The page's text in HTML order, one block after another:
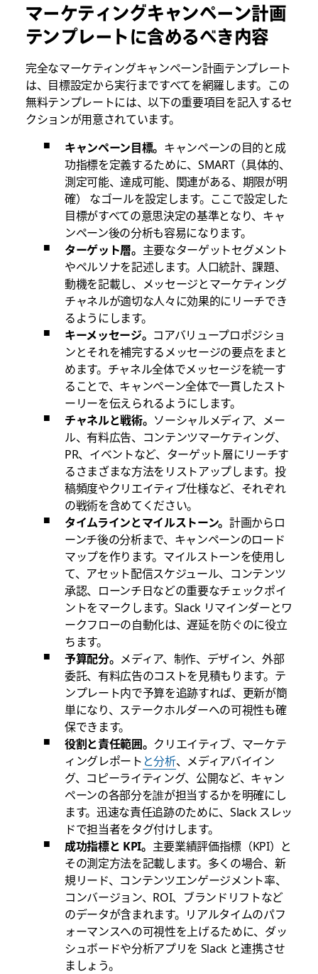
マーケティングキャンペーン計画
テンプレートに含めるべき内容
完全なマーケティングキャンペーン計画テンプレート
は、目標設定から実行まですべてを網羅します。この
無料テンプレートには、以下の重要項目を記入するセ
クションが用意されています。
キャンペーン目標。 キャンペーンの目的と成
功指標を定義するために、SMART（具体的、
測定可能、達成可能、関連がある、期限が明
確） なゴールを設定します。ここで設定した
目標がすべての意思決定の基準となり、キャ
ンペーン後の分析も容易になります。
ターゲット層。 主要なターゲットセグメント
やペルソナを記述します。人口統計、課題、
動機を記載し、メッセージとマーケティング
チャネルが適切な人々に効果的にリーチでき
るようにします。
キーメッセージ。 コアバリュープロポジショ
ンとそれを補完するメッセージの要点をまと
めます。チャネル全体でメッセージを統一す
ることで、キャンペーン全体で一貫したスト
ーリーを伝えられるようにします。
チャネルと戦術。 ソーシャルメディア、メー
ル、有料広告、コンテンツマーケティング、
PR、イベントなど、ターゲット層にリーチす
るさまざまな方法をリストアップします。投
稿頻度やクリエイティブ仕様など、それぞれ
の戦術を含めてください。
タイムラインとマイルストーン。計画からロ
ーンチ後の分析まで、キャンペーンのロード
マップを作ります。マイルストーンを使用し
て、アセット配信スケジュール、コンテンツ
承認、ローンチ日などの重要なチェックポイ
ントをマークします。Slack リマインダーとワ
ークフローの自動化は、遅延を防ぐのに役立
ちます。
予算配分。 メディア、制作、デザイン、外部
委託、有料広告のコストを見積もります。テ
ンプレート内で予算を追跡すれば、更新が簡
単になり、ステークホルダーへの可視性も確
保できます。
役割と責任範囲。 クリエイティブ、 マーケテ
ィングレポート と分析、メディアバイイン
グ、コピーライティング、公開など、キャン
ペーンの各部分を誰が担当するかを明確にし
ます。迅速な責任追跡のために、Slack スレッ
ドで担当者をタグ付けします。
成功指標と KPI。 主要業績評価指標（KPI）と
その測定方法を記載します。多くの場合、新
規リード、コンテンツエンゲージメント率、
コンバージョン、ROI、ブランドリフトなど
のデータが含まれます。リアルタイムのパフ
ォーマンスへの可視性を上げるために、ダッ
シュボードや分析アプリを Slack と連携させ
ましょう。